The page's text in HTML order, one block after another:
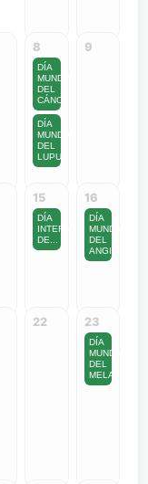
8
DÍA
MUNDIAL
DEL
CÁNC...
DÍA
MUNDIAL
DEL
LUPU...
9
15
DÍA
INTERNACIONAL
DE...
16
DÍA
MUNDIAL
DEL
ANGI...
22 23
DÍA
MUNDIAL
DEL
MELA...